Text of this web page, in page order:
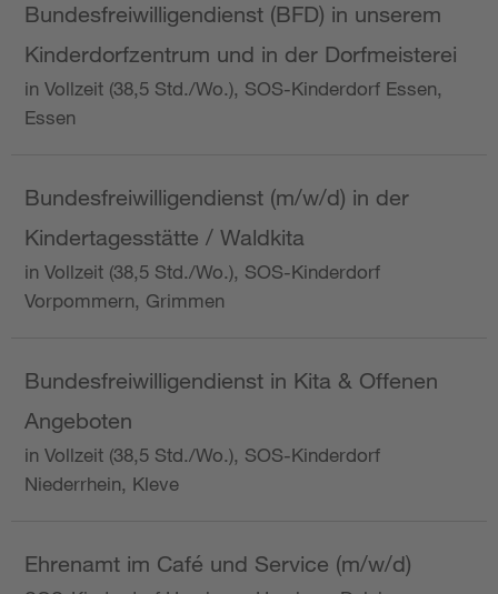
Bundesfreiwilligendienst (BFD) in unserem
Kinderdorfzentrum und in der Dorfmeisterei
in Vollzeit (38,5 Std./Wo.), SOS-Kinderdorf Essen,
Essen
Bundesfreiwilligendienst (m/w/d) in der
Kindertagesstätte / Waldkita
in Vollzeit (38,5 Std./Wo.), SOS-Kinderdorf
Vorpommern, Grimmen
Bundesfreiwilligendienst in Kita & Offenen
Angeboten
in Vollzeit (38,5 Std./Wo.), SOS-Kinderdorf
Niederrhein, Kleve
Ehrenamt im Café und Service (m/w/d)